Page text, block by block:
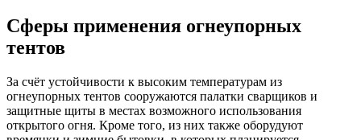
Сферы применения огнеупорных
тентов
За счёт устойчивости к высоким температурам из
огнеупорных тентов сооружаются палатки сварщиков и
защитные щиты в местах возможного использования
открытого огня. Кроме того, из них также оборудуют